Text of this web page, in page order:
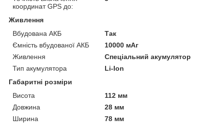
координат GPS до:
Живлення
Вбудована АКБ
Так
Ємність вбудованої АКБ
10000 мАг
Живлення
Спеціальний акумулятор
Тип акумулятора
Li-Ion
Габаритні розміри
Висота
112 мм
Довжина
28 мм
Ширина
78 мм